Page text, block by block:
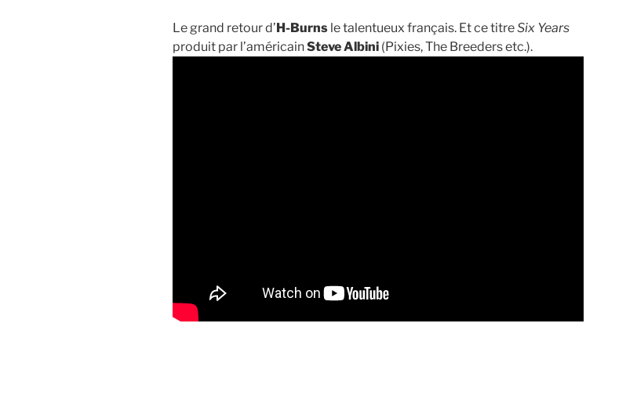
Le grand retour d’H-Burns le talentueux français. Et ce titreSix Years
produit par l’américainSteve Albini (Pixies, The Breeders etc.).